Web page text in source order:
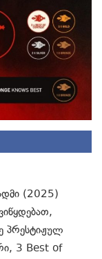
(2025)
პრესტიჟულ
3 Best of